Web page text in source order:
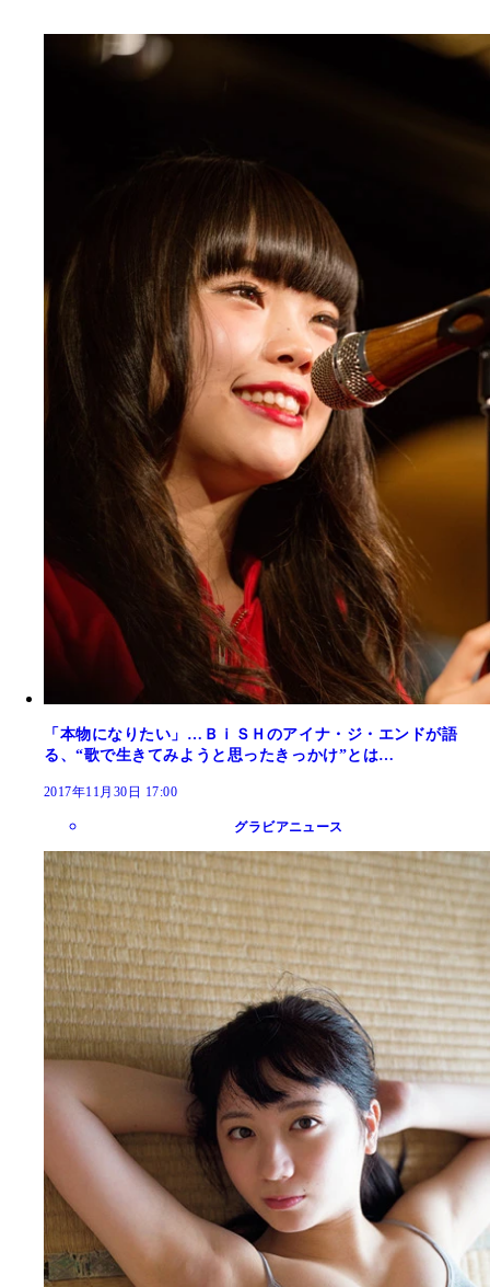
「本物になりたい」…ＢｉＳＨのアイナ・ジ・エンドが語
る、“歌で生きてみようと思ったきっかけ”とは…
2017年11月30日 17:00
グラビアニュース